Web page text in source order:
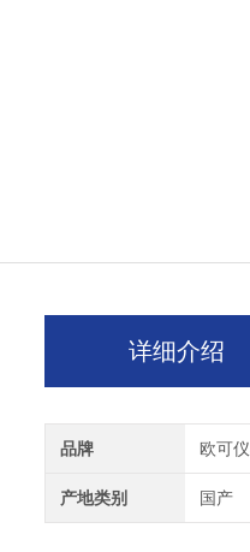
详细介绍
品牌 欧可
产地类别 国产